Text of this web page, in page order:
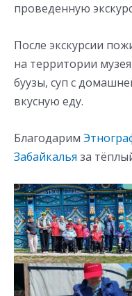
проведенную
После экскурсии
на территории
буузы, суп с
вкусную еду.
Благодарим
Забайкалья за